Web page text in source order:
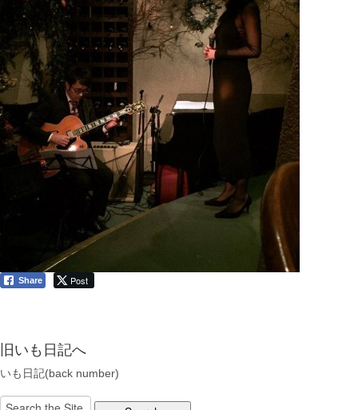
Share Post
旧いも日記へ
いも日記(back number)
Search